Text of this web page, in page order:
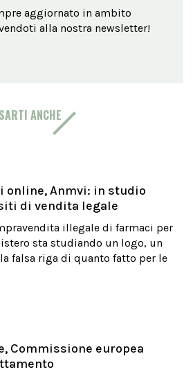
aggiornato in ambito
alla nostra newsletter!
ANCHE
online, Anmvi: in studio
di vendita legale
illegale di farmaci per
sta studiando un logo, un
falsa riga di quanto fatto per le
Commissione europea